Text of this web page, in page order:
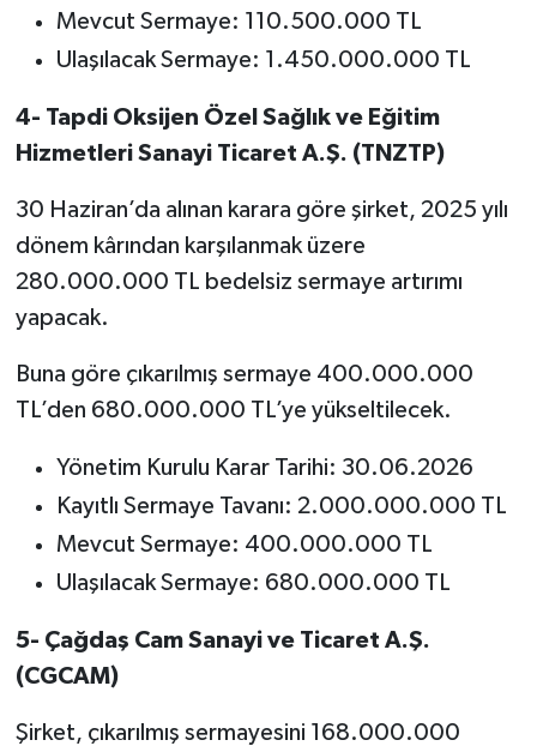
Mevcut Sermaye: 110.500.000 TL
Ulaşılacak Sermaye: 1.450.000.000 TL
4- Tapdi Oksijen Özel Sağlık ve Eğitim
Hizmetleri Sanayi Ticaret A.Ş. (TNZTP)
30 Haziran’da alınan karara göre şirket, 2025 yılı
dönem kârından karşılanmak üzere
280.000.000 TL bedelsiz sermaye artırımı
yapacak.
Buna göre çıkarılmış sermaye 400.000.000
TL’den 680.000.000 TL’ye yükseltilecek.
Yönetim Kurulu Karar Tarihi: 30.06.2026
Kayıtlı Sermaye Tavanı: 2.000.000.000 TL
Mevcut Sermaye: 400.000.000 TL
Ulaşılacak Sermaye: 680.000.000 TL
5- Çağdaş Cam Sanayi ve Ticaret A.Ş.
(CGCAM)
Şirket, çıkarılmış sermayesini 168.000.000